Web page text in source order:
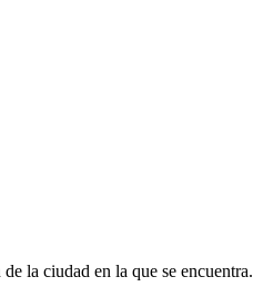
la ciudad en la que se encuentra.